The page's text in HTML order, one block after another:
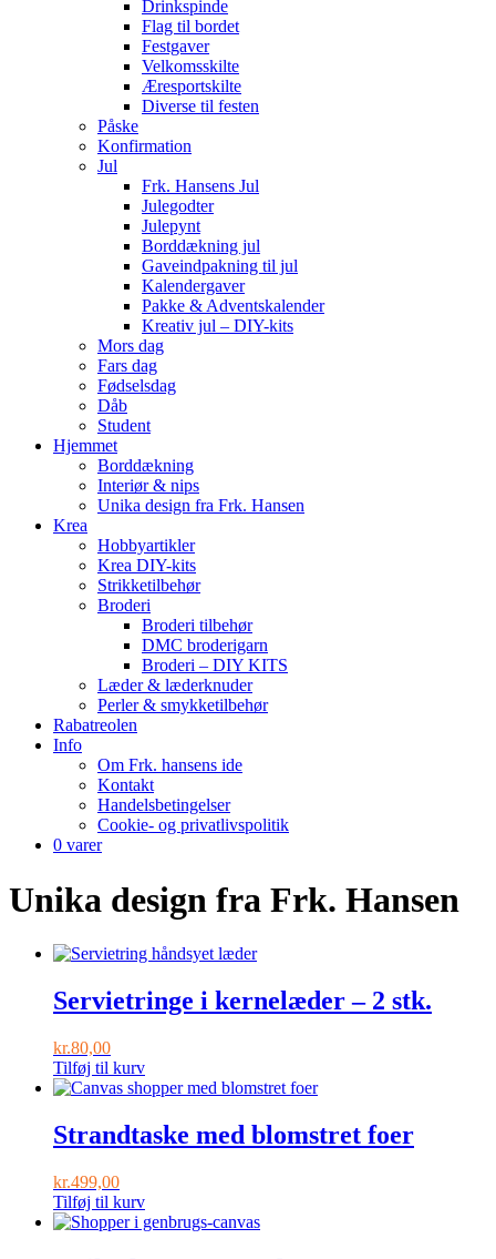
Drinkspinde
Flag til bordet
Festgaver
Velkomsskilte
Æresportskilte
Diverse til festen
Påske
Konfirmation
Jul
Frk. Hansens Jul
Julegodter
Julepynt
Borddækning jul
Gaveindpakning til jul
Kalendergaver
Pakke & Adventskalender
Kreativ jul – DIY-kits
Mors dag
Fars dag
Fødselsdag
Dåb
Student
Hjemmet
Borddækning
Interiør & nips
Unika design fra Frk. Hansen
Krea
Hobbyartikler
Krea DIY-kits
Strikketilbehør
Broderi
Broderi tilbehør
DMC broderigarn
Broderi – DIY KITS
Læder & læderknuder
Perler & smykketilbehør
Rabatreolen
Info
Om Frk. hansens ide
Kontakt
Handelsbetingelser
Cookie- og privatlivspolitik
0 varer
Unika design fra Frk. Hansen
Servietringe i kernelæder – 2 stk.
kr.80,00
Tilføj til kurv
Strandtaske med blomstret foer
kr.499,00
Tilføj til kurv